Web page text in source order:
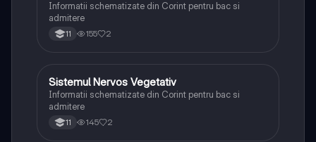
Informatii schematizate din Corint pentru bac si
admitere
11 155 2
Biologie
Sistemul Nervos Vegetativ
Informatii schematizate din Corint pentru bac si
admitere
11 145 2